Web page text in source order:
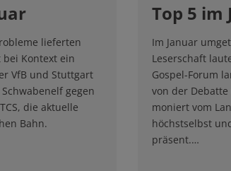
lieferten
Kontext ein
VfB und Stuttgart
gegen
die aktuelle
Bahn.
Top 5 im
Im Januar
Leserschaft
Gospel-Forum
von der
moniert vom
höchstselbst
präsent.…